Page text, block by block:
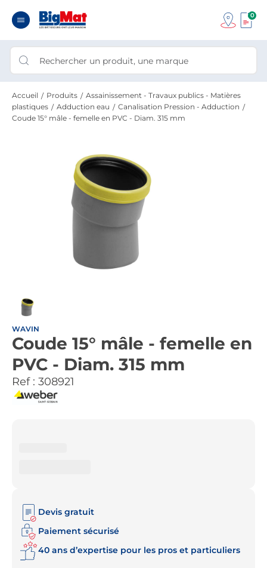
0
Accueil Produits
Assainissement - Travaux publics - Matières
plastiques
Adduction eau
Canalisation Pression - Adduction
Coude 15° mâle - femelle en PVC - Diam. 315 mm
WAVIN
Coude 15° mâle - femelle en
PVC - Diam. 315 mm
Ref : 308921
Devis gratuit
Paiement sécurisé
40 ans d’expertise pour les pros et particuliers